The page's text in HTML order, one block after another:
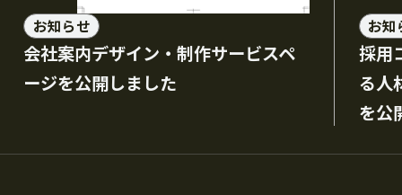
お知らせ
会社案内デザイン・制作サービスペ
ージを公開しました
お知
採用
る人
を公